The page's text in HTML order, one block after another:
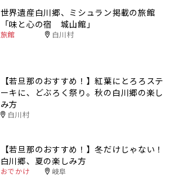
世界遺産白川郷、ミシュラン掲載の旅館
「味と心の宿 城山館」
旅館 白川村
【若旦那のおすすめ！】紅葉にとろろステ
ーキに、どぶろく祭り。秋の白川郷の楽し
み方
白川村
【若旦那のおすすめ！】冬だけじゃない！
白川郷、夏の楽しみ方
おでかけ 岐阜